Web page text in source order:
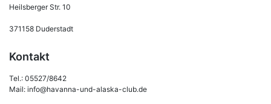
Heilsberger Str. 10
371158 Duderstadt
Kontakt
Tel.: 05527/8642
Mail: info@havanna-und-alaska-club.de